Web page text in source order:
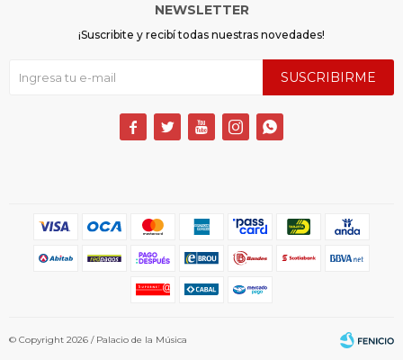
NEWSLETTER
¡Suscribite y recibí todas nuestras novedades!
SUSCRIBIRME
    
© Copyright 2026 / Palacio de la Música